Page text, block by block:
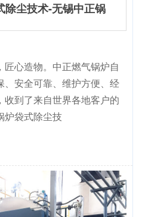
除尘技术-无锡中正锅
心造物。中正燃气锅炉自
安全可靠、维护方便、经
到了来自世界各地客户的
炉袋式除尘技